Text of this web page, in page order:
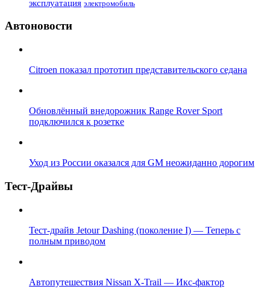
эксплуатация электромобиль
Автоновости
Citroen показал прототип представительского седана
Обновлённый внедорожник Range Rover Sport
подключился к розетке
Уход из России оказался для GM неожиданно дорогим
Тест-Драйвы
Тест-драйв Jetour Dashing (поколение I) — Теперь с
полным приводом
Автопутешествия Nissan X-Trail — Икс-фактор